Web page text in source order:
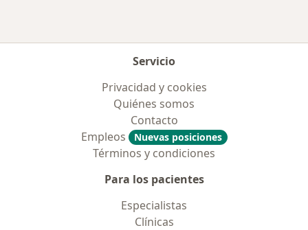
Servicio
Privacidad y cookies
Quiénes somos
Contacto
Empleos
Nuevas posiciones
Términos y condiciones
Para los pacientes
Especialistas
Clínicas